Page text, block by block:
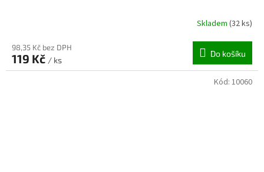
Skladem (32 ks)
98,35 Kč bez DPH
119 Kč / ks
Do košíku
Kód: 10060